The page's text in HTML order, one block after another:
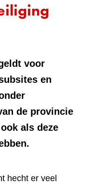
voor
en
de provincie
als deze
hecht er veel